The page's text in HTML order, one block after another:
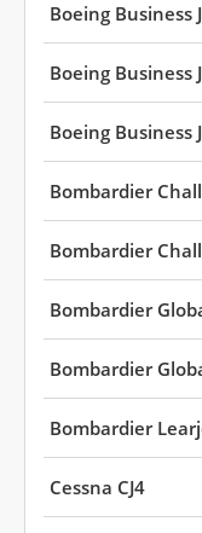
Boeing Business
Boeing Business
Boeing Business
Bombardier
Bombardier
Bombardier
Bombardier
Bombardier
Cessna CJ4